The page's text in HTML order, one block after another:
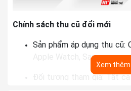
Chính sách thu cũ đổi mới
Sản phẩm áp dụng thu cũ:
Apple Watch, Samsung...
Đối tượng tham gia: Tất cả
Xem thêm